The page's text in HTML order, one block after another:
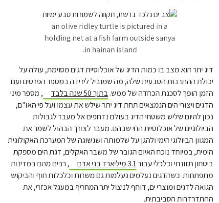
an olive ridley turtle is pictured in a
holding net at a fish farm outside sanya
in hainan island.
דיג יתר הוא מצב בו כמות הדיג של אוכלוסיית דגים מסוימת, עולה על
יכולת ההתרבות הטבעית שלה, מה שמוביל לירידה במספר הפרטים ועם
הזמן הופך לסכנת הכחדה של ממש.בתוך 50 שנה בלבד
, מספר מיני
הדגים ויצורי הים הנמצאים תחת דיג יתר שילש את עצמו ועל פי האו"ם,
נכון להיום שליש משטחי הדיג בעולם נדחפים אל מעבר לגבולות
הביולוגיים של אוכלוסיית החי שבהם. מעבר לצורך הבהול לשמר את
המגוון הביולוגי הימי ולהגן על שלמותה ושגשוגה של המערכת האקולוגית
הימית, במיוחד נוכח האיום הגובר של משבר האקלים, דגת הים מספקת
ביטחון תזונתי וכלכלי עבור3.1 מיליארד בני אדם
, רבים מהם במדינות
מתפתחות. כשהדגים נעלמים נעלמות גם משרות וכלכלות חוף והביקוש
הגואה לדגים ומוצרי ים, דוחף לניצול יתר המחריף במעגל אכזרי, את
ההתדרדרות הסביבתית.